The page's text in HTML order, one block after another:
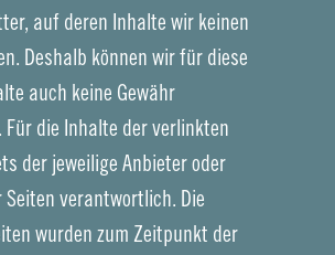
auf deren Inhalte wir keinen
Deshalb können wir für diese
auch keine Gewähr
Für die Inhalte der verlinkten
der jeweilige Anbieter oder
Seiten verantwortlich. Die
wurden zum Zeitpunkt der